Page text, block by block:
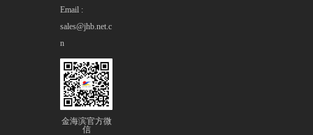
Email :
sales@jhb.net.c
n
金海滨官方微
信